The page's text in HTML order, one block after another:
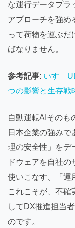
な運行データプラ
アプローチを強め
って荷物を運ぶだ
ばなりません。
参考記事: いすゞ
つの影響と生存戦
自動運転AIそのも
日本企業の強みで
理の安全性」をデ
ドウェアを自社
使いこなす、「運
これこそが、不確
してDX推進担当
のです。